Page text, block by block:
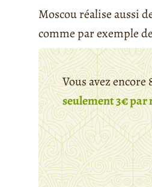
Moscou réalise aussi
comme par exemple
Vous avez
seulement 3€ par